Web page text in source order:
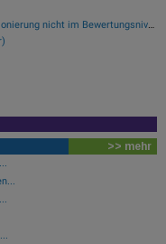
Analysten zu Erste Group: "Überlegene Marktpositionierung nicht im Bewertungsniveau reflektiert"
>> mehr